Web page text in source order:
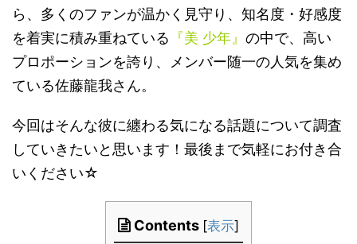
ら、多くのファンが温かく見守り、知名度・好感度
を着実に積み重ねている 『美 少年』 の中で、高い
プロポーションを誇り、メンバー随一の人気を集め
ている佐藤龍我さん。
今回はそんな彼に纏わる気になる話題について調査
していきたいと思います！最後まで気軽にお付き合
いください☆
Contents [表示]